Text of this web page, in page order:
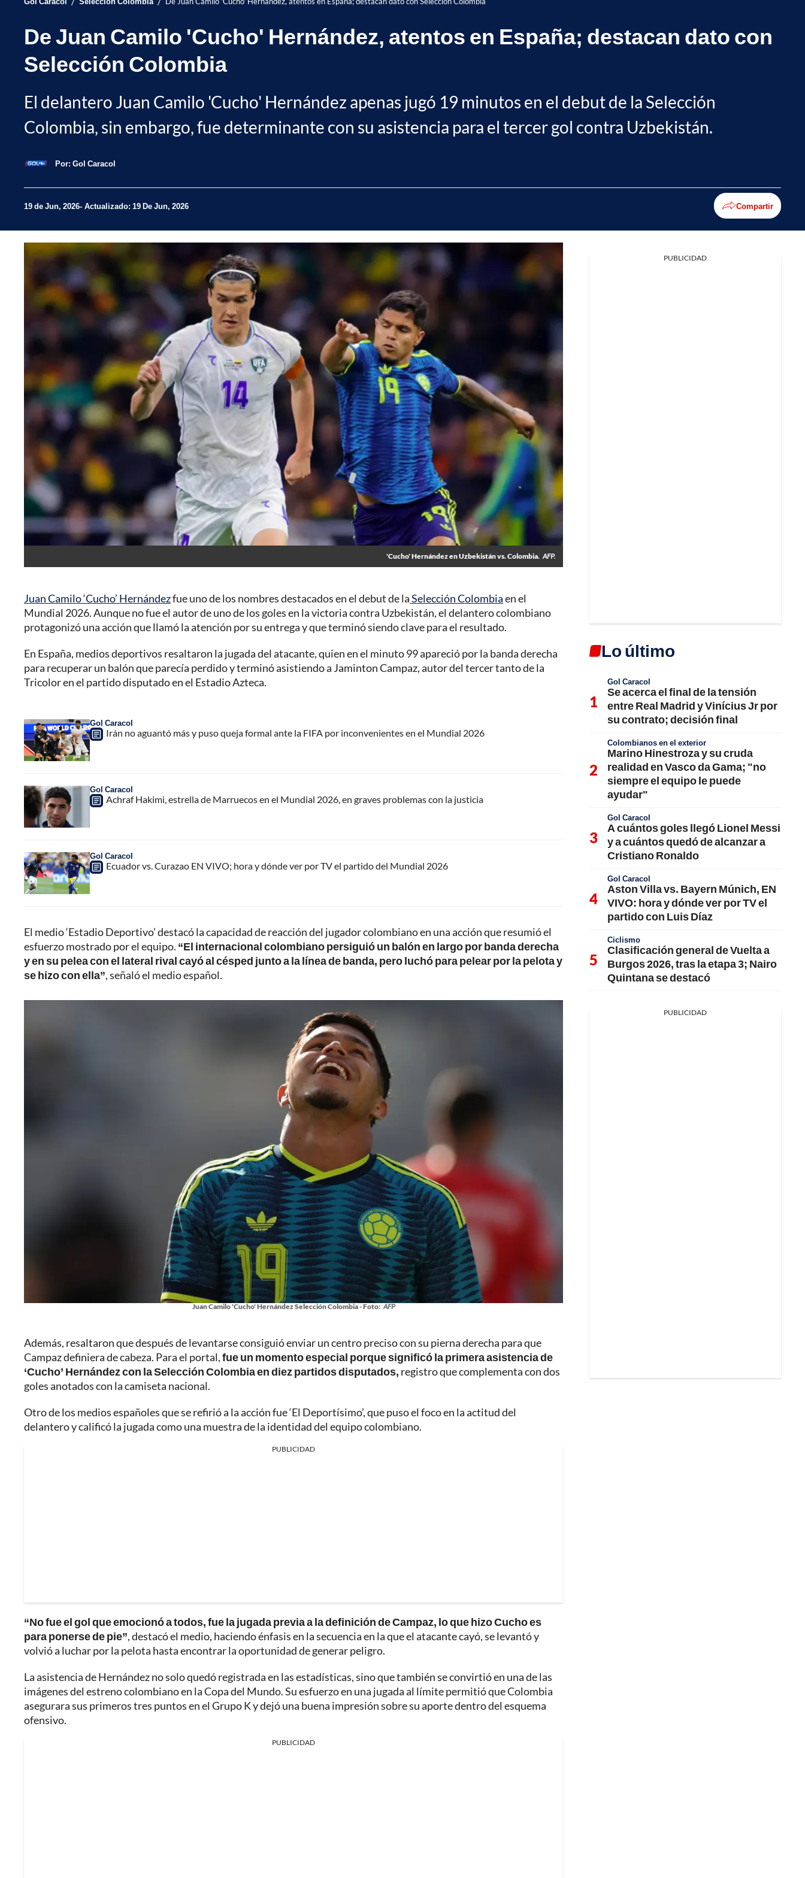
De Juan Camilo 'Cucho' Hernández, atentos en España; destacan dato con
Selección Colombia
El delantero Juan Camilo 'Cucho' Hernández apenas jugó 19 minutos en el debut de la Selección
Colombia, sin embargo, fue determinante con su asistencia para el tercer gol contra Uzbekistán.
Por: Gol Caracol
19 de Jun, 2026 Actualizado: 19 De Jun, 2026 Compartir
'Cucho' Hernández en Uzbekistán vs. Colombia. AFP.
Juan Camilo ‘Cucho’ Hernándezfue uno de los nombres destacados en el debut de laSelección Colombiaen el
Mundial 2026. Aunque no fue el autor de uno de los goles en la victoria contra Uzbekistán, el delantero colombiano
protagonizó una acción que llamó la atención por su entrega y que terminó siendo clave para el resultado.
En España, medios deportivos resaltaron la jugada del atacante, quien en el minuto 99 apareció por la banda derecha
para recuperar un balón que parecía perdido y terminó asistiendo a Jaminton Campaz, autor del tercer tanto de la
Tricolor en el partido disputado en el Estadio Azteca.
Gol Caracol
Irán no aguantó más y puso queja formal ante la FIFA por inconvenientes en el Mundial 2026
Gol Caracol
Achraf Hakimi, estrella de Marruecos en el Mundial 2026, en graves problemas con la justicia
Gol Caracol
Ecuador vs. Curazao EN VIVO; hora y dónde ver por TV el partido del Mundial 2026
El medio ‘Estadio Deportivo’ destacó la capacidad de reacción del jugador colombiano en una acción que resumió el
esfuerzo mostrado por el equipo. “El internacional colombiano persiguió un balón en largo por banda derecha
y en su pelea con el lateral rival cayó al césped junto a la línea de banda, pero luchó para pelear por la pelota y
se hizo con ella”, señaló el medio español.
Juan Camilo 'Cucho' Hernández Selección Colombia - Foto: AFP
Además, resaltaron que después de levantarse consiguió enviar un centro preciso con su pierna derecha para que
Campaz definiera de cabeza. Para el portal,fue un momento especial porque significó la primera asistencia de
‘Cucho’ Hernández con la Selección Colombia en diez partidos disputados, registro que complementa con dos
goles anotados con la camiseta nacional.
Otro de los medios españoles que se refirió a la acción fue ‘El Deportísimo’, que puso el foco en la actitud del
delantero y calificó la jugada como una muestra de la identidad del equipo colombiano.
PUBLICIDAD
“No fue el gol que emocionó a todos, fue la jugada previa a la definición de Campaz, lo que hizo Cucho es
para ponerse de pie”, destacó el medio, haciendo énfasis en la secuencia en la que el atacante cayó, se levantó y
volvió a luchar por la pelota hasta encontrar la oportunidad de generar peligro.
La asistencia de Hernández no solo quedó registrada en las estadísticas, sino que también se convirtió en una de las
imágenes del estreno colombiano en la Copa del Mundo. Su esfuerzo en una jugada al límite permitió que Colombia
asegurara sus primeros tres puntos en el Grupo K y dejó una buena impresión sobre su aporte dentro del esquema
ofensivo.
PUBLICIDAD
PUBLICIDAD
Lo último
Gol Caracol
Se acerca el final de la tensión
entre Real Madrid y Vinícius Jr por
su contrato; decisión final
Colombianos en el exterior
Marino Hinestroza y su cruda
realidad en Vasco da Gama; "no
siempre el equipo le puede
ayudar"
Gol Caracol
A cuántos goles llegó Lionel Messi
y a cuántos quedó de alcanzar a
Cristiano Ronaldo
Gol Caracol
Aston Villa vs. Bayern Múnich, EN
VIVO: hora y dónde ver por TV el
partido con Luis Díaz
Ciclismo
Clasificación general de Vuelta a
Burgos 2026, tras la etapa 3; Nairo
Quintana se destacó
PUBLICIDAD